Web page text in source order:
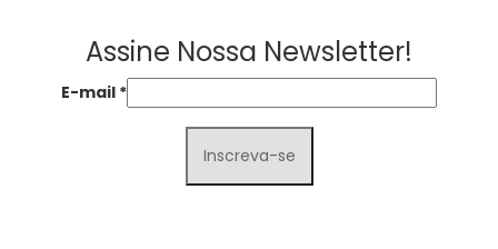
Assine Nossa Newsletter!
E-mail *